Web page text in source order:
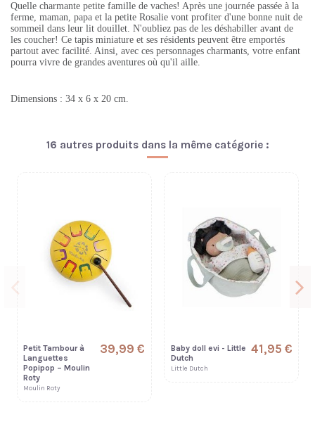
Quelle charmante petite famille de vaches! Après une journée passée à la
ferme, maman, papa et la petite Rosalie vont profiter d'une bonne nuit de
sommeil dans leur lit douillet. N'oubliez pas de les déshabiller avant de
les coucher! Ce tapis miniature et ses résidents peuvent être emportés
partout avec facilité. Ainsi, avec ces personnages charmants, votre enfant
pourra vivre de grandes aventures où qu'il aille.
Dimensions : 34 x 6 x 20 cm.
16 autres produits dans la même catégorie :
Petit Tambour à
Languettes
Popipop – Moulin
Roty
Moulin Roty
39,99 €
Baby doll evi - Little
Dutch
Little Dutch
41,95 €